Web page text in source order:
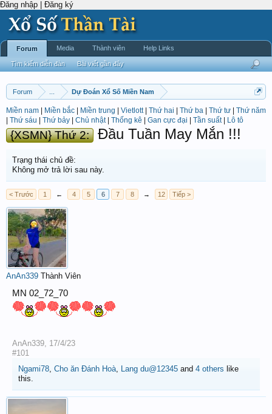
Đăng nhập | Đăng ký
Forum Dự Đoán Xổ Số Miền Nam
Miền nam Miền bắc Miền trung Vietlott| Thứ hai Thứ ba Thứ tư
Thứ năm
Thứ sáu Thứ bảy Chủ nhật| Thống kê Gan cực đại Tần suất| Lô tô
{XSMN} Thứ 2: Đầu Tuần May Mắn !!!
Trạng thái chủ đề:
Không mở trả lời sau này.
< Trước 1 ← 4 5 6 7 8 → 12 Tiếp >
AnAn339 Thành Viên
MN 02_72_70
AnAn339, 17/4/23
#101
Ngami78, Cho ăn Đánh Hoà, Lang du@12345 and 4 others like
this.
Forum
Tìm kiếm diễn đàn Bài viết gần đây
Media Thành viên Help Links